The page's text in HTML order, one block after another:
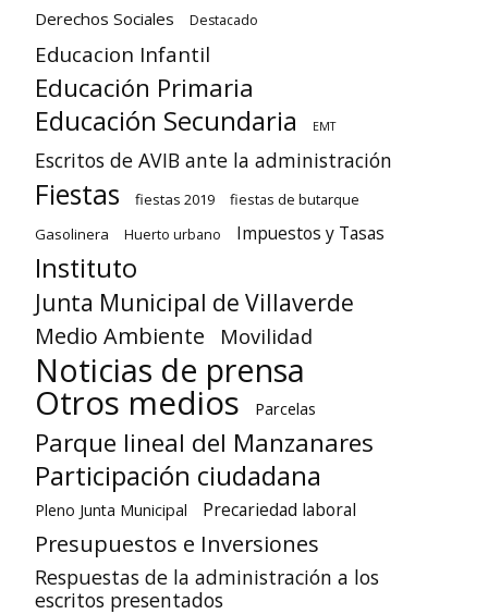
Derechos Sociales Destacado
Educacion Infantil
Educación Primaria
Educación Secundaria EMT
Escritos de AVIB ante la administración
Fiestas fiestas 2019
fiestas de butarque
Gasolinera
Huerto urbano Impuestos y Tasas
Instituto
Junta Municipal de Villaverde
Medio Ambiente Movilidad
Noticias de prensa
Otros medios Parcelas
Parque lineal del Manzanares
Participación ciudadana
Pleno Junta Municipal Precariedad laboral
Presupuestos e Inversiones
Respuestas de la administración a los
escritos presentados